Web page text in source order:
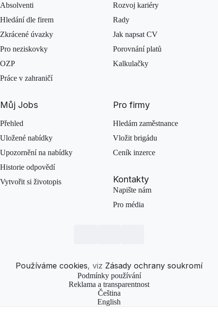
Absolventi
Hledání dle firem
Zkrácené úvazky
Pro neziskovky
OZP
Práce v zahraničí
Rozvoj kariéry
Rady
Jak napsat CV
Porovnání platů
Kalkulačky
Můj Jobs
Přehled
Uložené nabídky
Upozornění na nabídky
Historie odpovědí
Vytvořit si životopis
Pro firmy
Hledám zaměstnance
Vložit brigádu
Ceník inzerce
Kontakty
Napište nám
Pro média
Používáme cookies, viz Zásady ochrany soukromí
Podmínky používání
Reklama a transparentnost
Čeština
English